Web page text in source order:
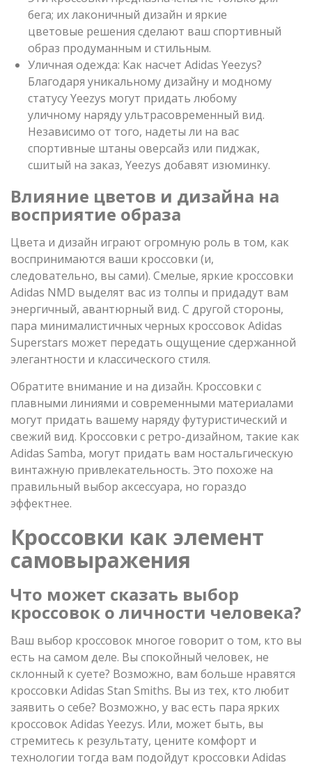
бега; их лаконичный дизайн и яркие
цветовые решения сделают ваш спортивный
образ продуманным и стильным.
Уличная одежда: Как насчет Adidas Yeezys?
Благодаря уникальному дизайну и модному
статусу Yeezys могут придать любому
уличному наряду ультрасовременный вид.
Независимо от того, надеты ли на вас
спортивные штаны оверсайз или пиджак,
сшитый на заказ, Yeezys добавят изюминку.
Влияние цветов и дизайна на
восприятие образа
Цвета и дизайн играют огромную роль в том, как
воспринимаются ваши кроссовки (и,
следовательно, вы сами). Смелые, яркие кроссовки
Adidas NMD выделят вас из толпы и придадут вам
энергичный, авантюрный вид. С другой стороны,
пара минималистичных черных кроссовок Adidas
Superstars может передать ощущение сдержанной
элегантности и классического стиля.
Обратите внимание и на дизайн. Кроссовки с
плавными линиями и современными материалами
могут придать вашему наряду футуристический и
свежий вид. Кроссовки с ретро-дизайном, такие как
Adidas Samba, могут придать вам ностальгическую
винтажную привлекательность. Это похоже на
правильный выбор аксессуара, но гораздо
эффектнее.
Кроссовки как элемент
самовыражения
Что может сказать выбор
кроссовок о личности человека?
Ваш выбор кроссовок многое говорит о том, кто вы
есть на самом деле. Вы спокойный человек, не
склонный к суете? Возможно, вам больше нравятся
кроссовки Adidas Stan Smiths. Вы из тех, кто любит
заявить о себе? Возможно, у вас есть пара ярких
кроссовок Adidas Yeezys. Или, может быть, вы
стремитесь к результату, цените комфорт и
технологии тогда вам подойдут кроссовки Adidas